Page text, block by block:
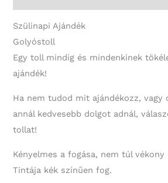
Szülinapi Ajándék
Golyóstoll
Egy toll mindig és mindenkinek
ajándék!
Ha nem tudod mit ajándékozz, vagy
annál kedvesebb dolgot adnál,
tollat!
Kényelmes a fogása, nem túl
Tintája kék színűen fog.